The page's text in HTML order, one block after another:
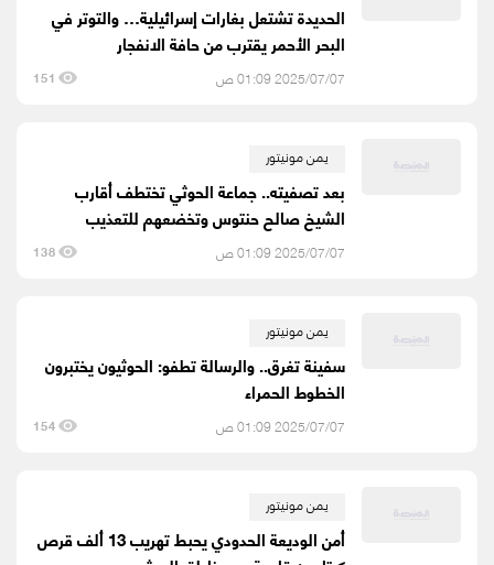
الحديدة تشتعل بغارات إسرائيلية… والتوتر في
البحر الأحمر يقترب من حافة الانفجار
2025/07/07 01:09 ص 151
يمن مونيتور
بعد تصفيته.. جماعة الحوثي تختطف أقارب
الشيخ صالح حنتوس وتخضعهم للتعذيب
2025/07/07 01:09 ص 138
يمن مونيتور
سفينة تغرق.. والرسالة تطفو: الحوثيون يختبرون
الخطوط الحمراء
2025/07/07 01:09 ص 154
يمن مونيتور
أمن الوديعة الحدودي يحبط تهريب 13 ألف قرص